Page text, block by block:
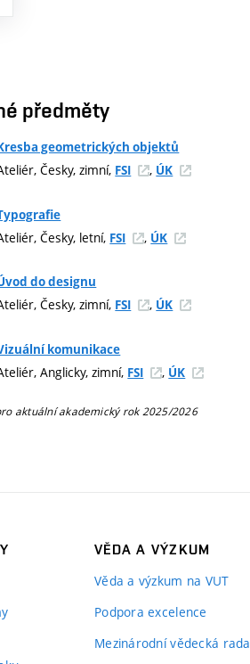
předměty
geometrických objektů
Česky, zimní, FSI , ÚK
Česky, letní, FSI , ÚK
do designu
Česky, zimní, FSI , ÚK
komunikace
Anglicky, zimní, FSI , ÚK
aktuální akademický rok 2025/2026
VĚDA A VÝZKUM
Věda a výzkum na VUT
Podpora excelence
Mezinárodní vědecká rada